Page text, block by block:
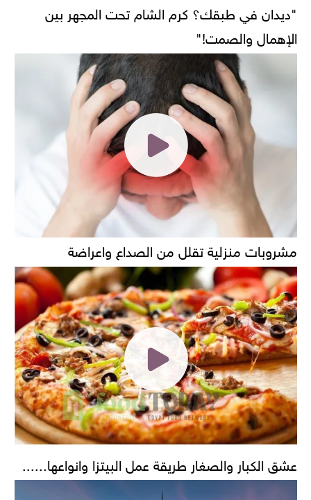
"ديدان في طبقك؟ كرم الشام تحت المجهر بين
الإهمال والصمت!"
مشروبات منزلية تقلل من الصداع واعراضة
عشق الكبار والصغار طريقة عمل البيتزا وانواعها......